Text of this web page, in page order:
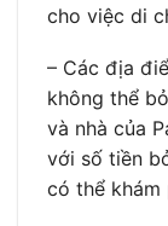
cho việc di
– Các địa
không thể
và nhà của
với số tiền
có thể khám